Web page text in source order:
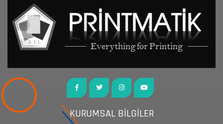
KURUMSAL BİLGİLER